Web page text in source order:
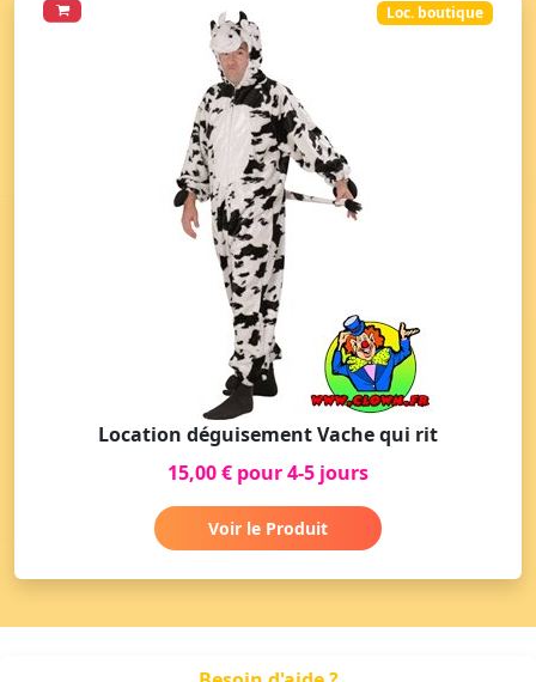
Loc. boutique
Location déguisement Vache qui rit
15,00 € pour 4-5 jours
Voir le Produit